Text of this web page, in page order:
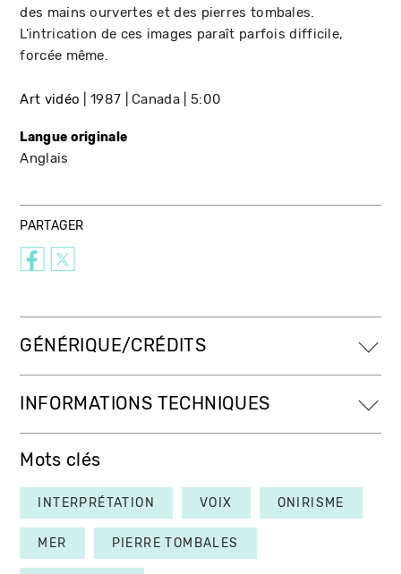
des mains ourvertes et des pierres tombales.
L'intrication de ces images paraît parfois difficile,
forcée même.
Art vidéo 1987 Canada 5:00
Langue originale
Anglais
PARTAGER
GÉNÉRIQUE/CRÉDITS
INFORMATIONS TECHNIQUES
Mots clés
INTERPRÉTATION VOIX ONIRISME
MER PIERRE TOMBALES